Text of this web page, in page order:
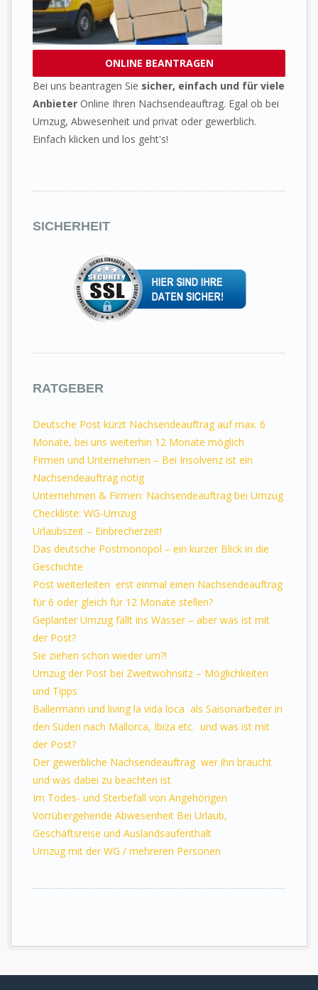
ONLINE BEANTRAGEN
Bei uns beantragen Sie sicher, einfach und für viele
Anbieter Online Ihren Nachsendeauftrag. Egal ob bei
Umzug, Abwesenheit und privat oder gewerblich.
Einfach klicken und los geht's!
SICHERHEIT
RATGEBER
Deutsche Post kürzt Nachsendeauftrag auf max. 6
Monate, bei uns weiterhin 12 Monate möglich
Firmen und Unternehmen – Bei Insolvenz ist ein
Nachsendeauftrag nötig
Unternehmen & Firmen: Nachsendeauftrag bei Umzug
Checkliste: WG-Umzug
Urlaubszeit – Einbrecherzeit!
Das deutsche Postmonopol – ein kurzer Blick in die
Geschichte
Post weiterleiten ­ erst einmal einen Nachsendeauftrag
für 6 oder gleich für 12 Monate stellen?
Geplanter Umzug fällt ins Wasser – aber was ist mit
der Post?
Sie ziehen schon wieder um?!
Umzug der Post bei Zweitwohnsitz – Möglichkeiten
und Tipps
Ballermann und living la vida loca ­ als Saisonarbeiter in
den Süden nach Mallorca, Ibiza etc. ­ und was ist mit
der Post?
Der gewerbliche Nachsendeauftrag ­ wer ihn braucht
und was dabei zu beachten ist
Im Todes- und Sterbefall von Angehörigen
Vorrübergehende Abwesenheit Bei Urlaub,
Geschäftsreise und Auslandsaufenthalt
Umzug mit der WG / mehreren Personen